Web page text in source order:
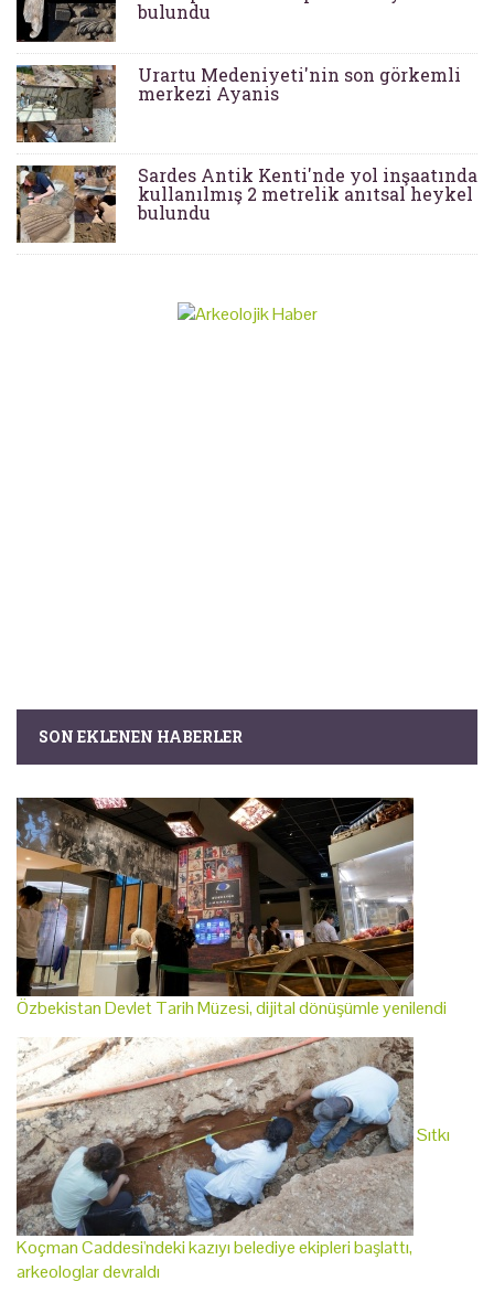
bulundu
Urartu Medeniyeti'nin son görkemli
merkezi Ayanis
Sardes Antik Kenti'nde yol inşaatında
kullanılmış 2 metrelik anıtsal heykel
bulundu
SON EKLENEN HABERLER
Özbekistan Devlet Tarih Müzesi, dijital dönüşümle yenilendi
Sıtkı
Koçman Caddesi'ndeki kazıyı belediye ekipleri başlattı,
arkeologlar devraldı